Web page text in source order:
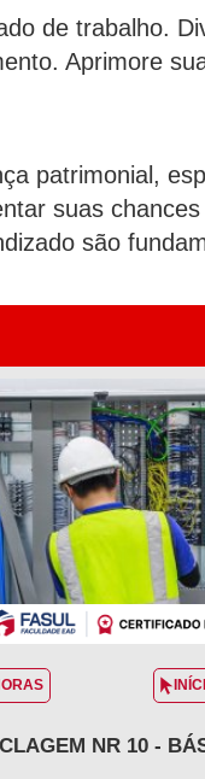
de trabalho.
Aprimore
patrimonial,
suas
são
NR 10 -